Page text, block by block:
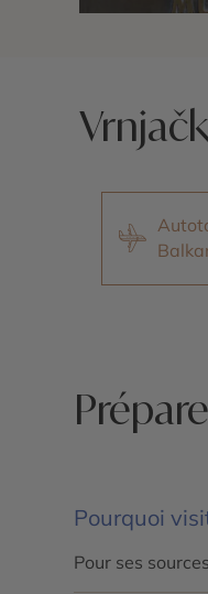
Pourquoi
Pour ses